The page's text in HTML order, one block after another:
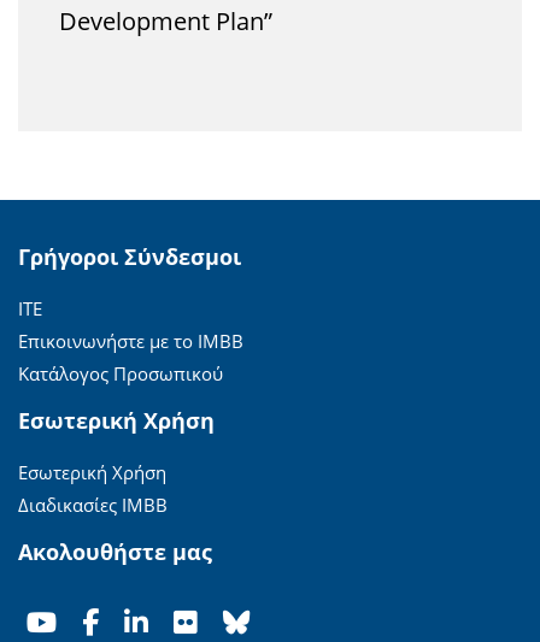
Development Plan”
Γρήγοροι Σύνδεσμοι
ΙΤΕ
Επικοινωνήστε με το ΙΜΒΒ
Κατάλογος Προσωπικού
Εσωτερική Χρήση
Εσωτερική Χρήση
Διαδικασίες ΙΜΒΒ
Ακολουθήστε μας